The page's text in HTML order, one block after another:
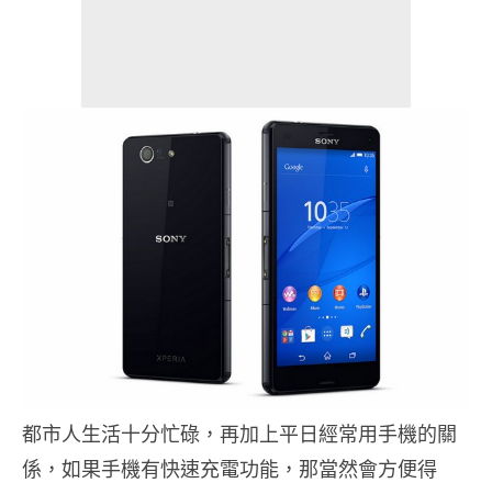
都市人生活十分忙碌，再加上平日經常用手機的關
係，如果手機有快速充電功能，那當然會方便得